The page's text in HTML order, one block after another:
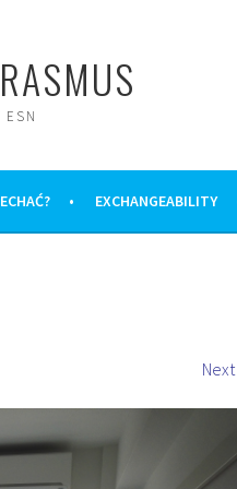
ESN
EXCHANGEABILITY
Next